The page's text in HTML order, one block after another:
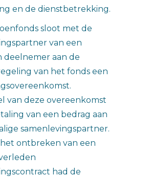
en de dienstbetrekking.
sloot met de
van een
deelnemer aan de
van het fonds een
van deze overeenkomst
van een bedrag aan
samenlevingspartner.
ontbreken van een
had de